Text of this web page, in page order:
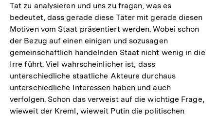
Tat zu analysieren und uns zu fragen, was es
bedeutet, dass gerade diese Täter mit gerade diesen
Motiven vom Staat präsentiert werden. Wobei schon
der Bezug auf einen einigen und sozusagen
gemeinschaftlich handelnden Staat nicht wenig in die
Irre führt. Viel wahrscheinlicher ist, dass
unterschiedliche staatliche Akteure durchaus
unterschiedliche Interessen haben und auch
verfolgen. Schon das verweist auf die wichtige Frage,
wieweit der Kreml, wieweit Putin die politischen